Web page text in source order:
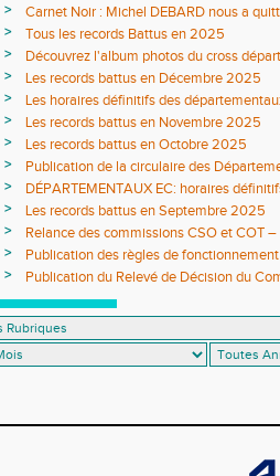
>
Carnet Noir : Michel DEBARD nous a
>
Tous les records Battus en 2025
>
Découvrez l'album photos du cross
>
Les records battus en Décembre 2025
>
Les horaires définitifs des
>
Les records battus en Novembre 2025
>
Les records battus en Octobre 2025
>
Publication de la circulaire des
>
DÉPARTEMENTAUX EC: horaires
>
Les records battus en Septembre 2025
>
Relance des commissions CSO et COT
>
Publication des règles de
> Publication du Relevé de Décision du